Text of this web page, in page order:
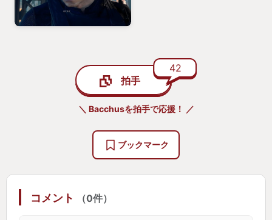
思い出を思い出しながらも、その熱いトークに興味
を誘われて、大人になった今ならパーソナリティの
い！そう思っている自分がいた。
そんな時出会ったのが私が今回yourGOTYに選ぶ
『BIOHAZARD Remake Trilogy』
『BIOHAZARD Remake Trilogy』はBIOHAZARDの
リメイク作品(REシリーズ)RE2.3.4のセット販売され
ているものでした。
拍手
42
＼ Bacchusを拍手で応援！ ／
ブックマーク
コメント （0件）